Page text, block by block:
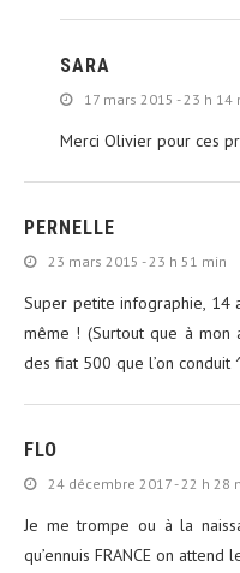
SARA
17 mars 2015 - 23 h 14
Merci Olivier pour ces
PERNELLE
23 mars 2015 - 23 h 51 min
Super petite infographie, 14
même ! (Surtout que à mon
des fiat 500 que l’on conduit
FLO
24 décembre 2017 - 22 h 28
Je me trompe ou à la
qu’ennuis FRANCE on